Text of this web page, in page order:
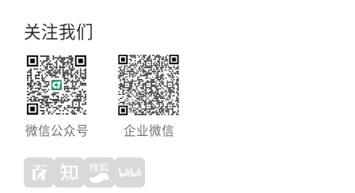
关注我们
微信公众号 企业微信